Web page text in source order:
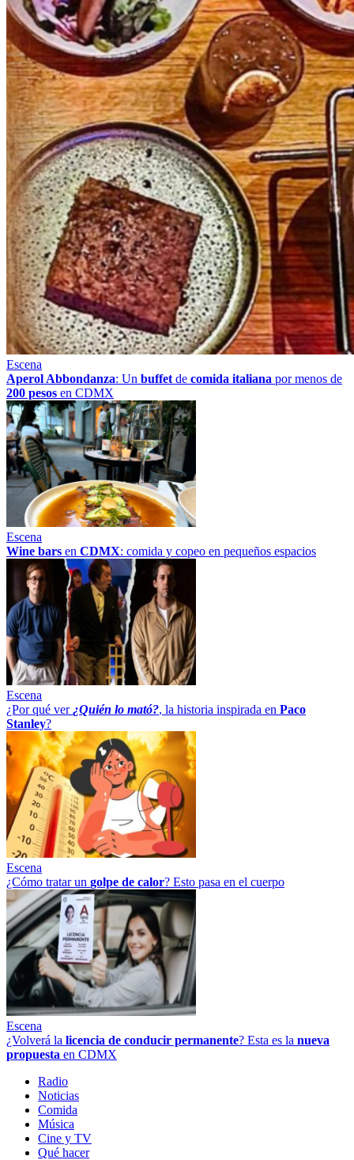
Escena
Aperol Abbondanza: Un buffet de comida italiana por menos de
200 pesos en CDMX
Escena
Wine bars en CDMX: comida y copeo en pequeños espacios
Escena
¿Por qué ver ¿Quién lo mató?, la historia inspirada en Paco
Stanley?
Escena
¿Cómo tratar un golpe de calor? Esto pasa en el cuerpo
Escena
¿Volverá la licencia de conducir permanente? Esta es la nueva
propuesta en CDMX
Radio
Noticias
Comida
Música
Cine y TV
Qué hacer